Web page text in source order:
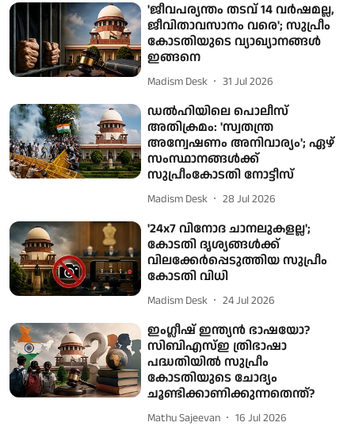
'ജീവപര്യന്തം തടവ് 14 വർഷമല്ല,
ജീവിതാവസാനം വരെ'; സുപ്രീം
കോടതിയുടെ വ്യാഖ്യാനങ്ങൾ
ഇങ്ങനെ
Madism Desk 31 Jul 2026
ഡൽഹിയിലെ പൊലീസ്
അതിക്രമം: 'സ്വതന്ത്ര
അന്വേഷണം അനിവാര്യം'; ഏഴ്
സംസ്ഥാനങ്ങൾക്ക്
സുപ്രീംകോടതി നോട്ടീസ്
Madism Desk 28 Jul 2026
'24x7 വിനോദ ചാനലുകളല്ല';
കോടതി ദൃശ്യങ്ങൾക്ക്
വിലക്കേർപ്പെടുത്തിയ സുപ്രീം
കോടതി വിധി
Madism Desk 24 Jul 2026
ഇംഗ്ലീഷ് ഇന്ത്യന്‍ ഭാഷയോ?
സിബിഎസ്ഇ ത്രിഭാഷാ
പദ്ധതിയില്‍ സുപ്രീം
കോടതിയുടെ ചോദ്യം
ചൂണ്ടിക്കാണിക്കുന്നതെന്ത്?
Mathu Sajeevan 16 Jul 2026